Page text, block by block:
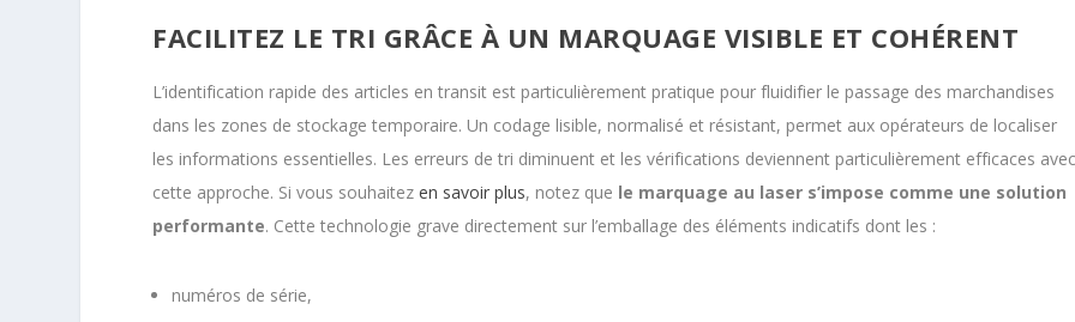
FACILITEZ LE TRI GRÂCE À UN MARQUAGE VISIBLE ET COHÉRENT
L’identification rapide des articles en transit est particulièrement pratique pour fluidifier le passage des marchandises
dans les zones de stockage temporaire. Un codage lisible, normalisé et résistant, permet aux opérateurs de localiser
les informations essentielles. Les erreurs de tri diminuent et les vérifications deviennent particulièrement efficaces
cette approche. Si vous souhaitezen savoir plus, notez que le marquage au laser s’impose comme une solution
performante. Cette technologie grave directement sur l’emballage des éléments indicatifs dont les :
numéros de série,